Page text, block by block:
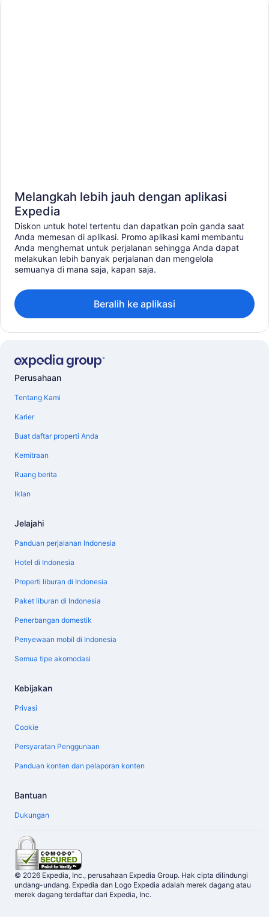
Melangkah lebih jauh dengan aplikasi
Expedia
Diskon untuk hotel tertentu dan dapatkan poin ganda saat
Anda memesan di aplikasi. Promo aplikasi kami membantu
Anda menghemat untuk perjalanan sehingga Anda dapat
melakukan lebih banyak perjalanan dan mengelola
semuanya di mana saja, kapan saja.
Beralih ke aplikasi
Perusahaan
Tentang Kami
Karier
Buat daftar properti Anda
Kemitraan
Ruang berita
Iklan
Jelajahi
Panduan perjalanan Indonesia
Hotel di Indonesia
Properti liburan di Indonesia
Paket liburan di Indonesia
Penerbangan domestik
Penyewaan mobil di Indonesia
Semua tipe akomodasi
Kebijakan
Privasi
Cookie
Persyaratan Penggunaan
Panduan konten dan pelaporan konten
Bantuan
Dukungan
© 2026 Expedia, Inc., perusahaan Expedia Group. Hak cipta dilindungi
undang-undang. Expedia dan Logo Expedia adalah merek dagang atau
merek dagang terdaftar dari Expedia, Inc.